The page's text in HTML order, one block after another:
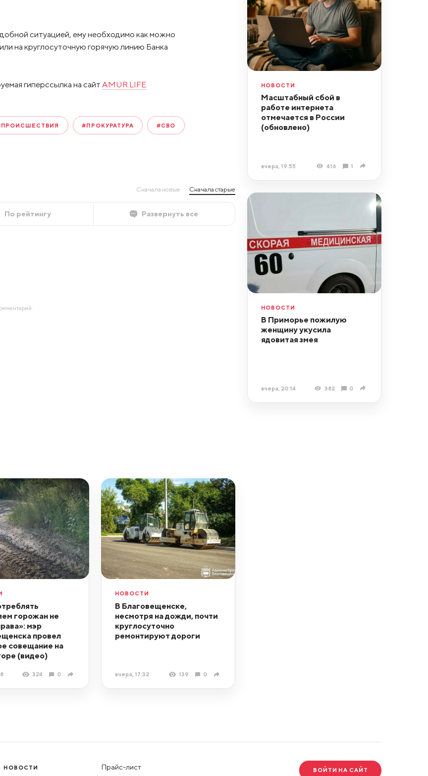
ситуацией, ему необходимо как можно
на круглосуточную горячую линию Банка
гиперссылка на сайт AMUR.LIFE
#ПРОКУРАТУРА #СВО
Сначала новые Сначала старые
По рейтингу Развернуть все
НОВОСТИ
Масштабный сбой в
работе интернета
отмечается в России
(обновлено)
вчера, 19:55 416 1
НОВОСТИ
В Приморье пожилую
женщину укусила
ядовитая змея
вчера, 20:14 382 0
горожан не
мэр
провел
совещание на
(видео)
324 0
НОВОСТИ
В Благовещенске,
несмотря на дожди, почти
круглосуточно
ремонтируют дороги
вчера, 17:32 139 0
НОВОСТИ Прайс-лист ВОЙТИ НА САЙТ